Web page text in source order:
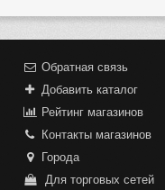
Обратная связь
Добавить каталог
Рейтинг магазинов
Контакты магазинов
Города
Для торговых сетей